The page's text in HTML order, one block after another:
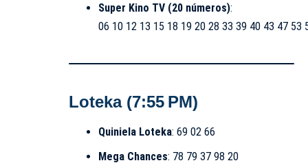
Super Kino TV (20 números):
06 10 12 13 15 18 19 20 28 33 39 40 43 47 53
Loteka (7:55 PM)
Quiniela Loteka: 69 02 66
Mega Chances: 78 79 37 98 20